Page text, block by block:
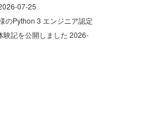
07-25
のPython 3 エンジニア認定
験記を公開しました 2026-